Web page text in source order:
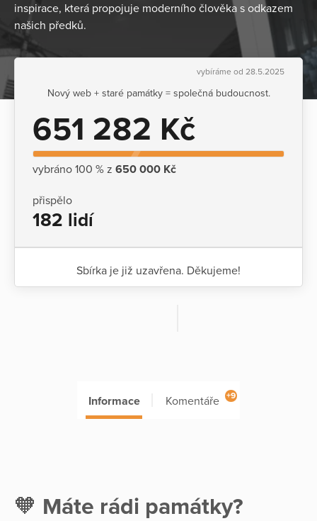
inspirace, která propojuje moderního člověka s odkazem
našich předků.
vybíráme od 28.5.2025
Nový web + staré památky = společná budoucnost.
651 282 Kč
vybráno 100 % z 650 000 Kč
přispělo
182 lidí
Sbírka je již uzavřena. Děkujeme!
Informace Komentáře +9
🧡 Máte rádi památky?